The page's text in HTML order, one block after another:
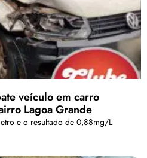
veículo em carro
Lagoa Grande
e o resultado de 0,88mg/L